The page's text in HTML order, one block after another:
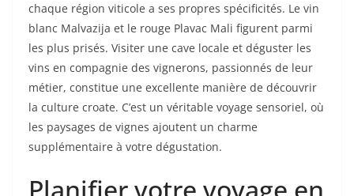
chaque région viticole a ses propres spécificités. Le vin
blanc Malvazija et le rouge Plavac Mali figurent parmi
les plus prisés. Visiter une cave locale et déguster les
vins en compagnie des vignerons, passionnés de leur
métier, constitue une excellente manière de découvrir
la culture croate. C’est un véritable voyage sensoriel, où
les paysages de vignes ajoutent un charme
supplémentaire à votre dégustation.